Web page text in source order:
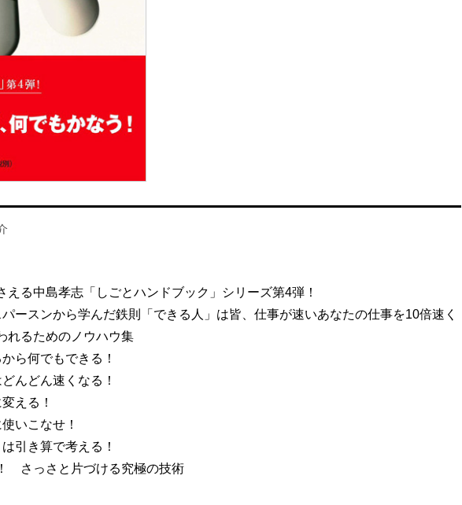
える中島孝志「しごとハンドブック」シリーズ第4弾！
ースンから学んだ鉄則「できる人」は皆、仕事が速いあなたの仕事を10倍速く
れるためのノウハウ集
ら何でもできる！
んどん速くなる！
える！
いこなせ！
引き算で考える！
さっさと片づける究極の技術